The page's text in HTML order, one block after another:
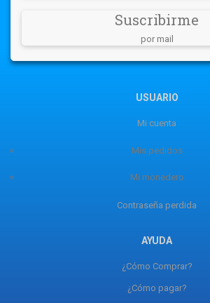
Suscribirme
por mail
USUARIO
Mi cuenta
Mis pedidos
Mi monedero
Contraseña perdida
AYUDA
¿Cómo Comprar?
¿Cómo pagar?